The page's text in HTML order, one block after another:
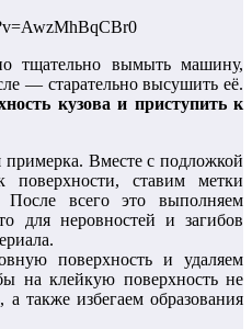
тщательно вымыть машину,
— старательно высушить её.
кузова и приступить к
примерка. Вместе с подложкой
поверхности, ставим метки
После всего это выполняем
для неровностей и загибов
поверхность и удаляем
на клейкую поверхность не
также избегаем образования